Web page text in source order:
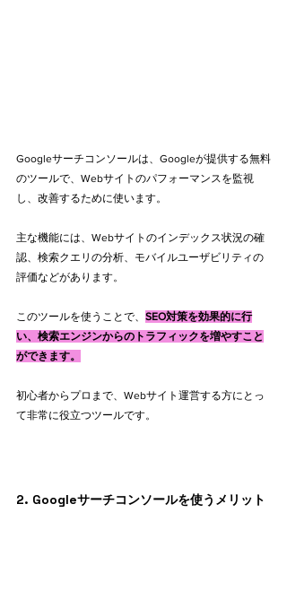
Googleサーチコンソールは、Googleが提供する無料
のツールで、Webサイトのパフォーマンスを監視
し、改善するために使います。
主な機能には、Webサイトのインデックス状況の確
認、検索クエリの分析、モバイルユーザビリティの
評価などがあります。
このツールを使うことで、 SEO対策を効果的に行
い、検索エンジンからのトラフィックを増やすこと
ができます。
初心者からプロまで、Webサイト運営する方にとっ
て非常に役立つツールです。
2. Googleサーチコンソールを使うメリット